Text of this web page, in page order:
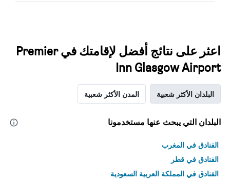
اعثر على نتائج أفضل لإقامتك في Premier
Inn Glasgow Airport
البلدان الأكثر شعبية المدن الأكثر شعبية
البلدان التي يبحث عنها مستخدمونا
الفنادق في المغرب
الفنادق في قطر
الفنادق في المملكة العربية السعودية